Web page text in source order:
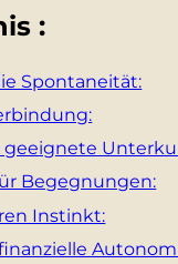
:
Spontaneität:
geeignete
Begegnungen:
Instinkt: